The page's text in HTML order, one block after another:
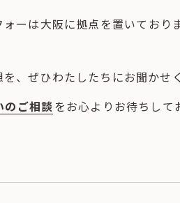
ーは大阪に拠点を置いており
、ぜひわたしたちにお聞かせ
のご相談をお心よりお待ちして